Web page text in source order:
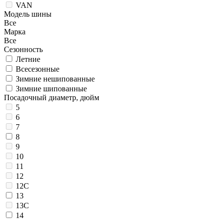
VAN
Модель шины
Все
Марка
Все
Сезонность
Летние
Всесезонные
Зимние нешипованные
Зимние шипованные
Посадочный диаметр, дюйм
5
6
7
8
9
10
11
12
12C
13
13C
14